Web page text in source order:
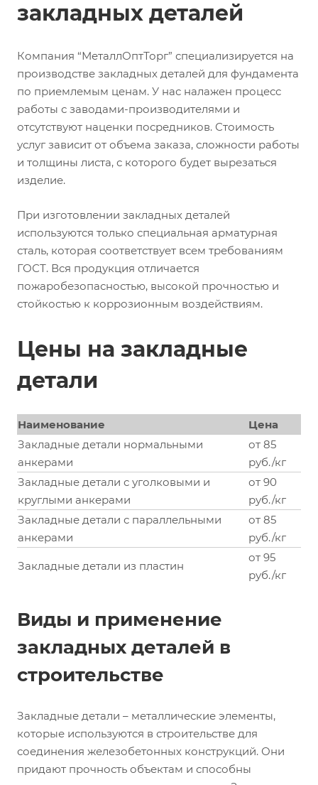
закладных деталей
Компания “МеталлОптТорг” специализируется на
производстве закладных деталей для фундамента
по приемлемым ценам. У нас налажен процесс
работы с заводами-производителями и
отсутствуют наценки посредников. Стоимость
услуг зависит от объема заказа, сложности работы
и толщины листа, с которого будет вырезаться
изделие.
При изготовлении закладных деталей
используются только специальная арматурная
сталь, которая соответствует всем требованиям
ГОСТ. Вся продукция отличается
пожаробезопасностью, высокой прочностью и
стойкостью к коррозионным воздействиям.
Цены на закладные
детали
Наименование
Цена
Закладные детали нормальными
анкерами
от 85
руб./кг
Закладные детали с уголковыми и
круглыми анкерами
от 90
руб./кг
Закладные детали с параллельными
анкерами
от 85
руб./кг
Закладные детали из пластин
от 95
руб./кг
Виды и применение
закладных деталей в
строительстве
Закладные детали – металлические элементы,
которые используются в строительстве для
соединения железобетонных конструкций. Они
придают прочность объектам и способны